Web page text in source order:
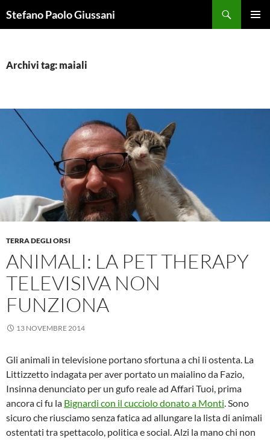
alStefano Paolo Giussani
Archivi tag: maiali
TERRA DEGLI ORSI
ANIMALI: LA PET THERAPY
TELEVISIVA NON
FUNZIONA
13 NOVEMBRE 2014
Gli animali in televisione portano sfortuna a chi li ostenta. La
Littizzetto indagata per aver portato un maialino da Fazio,
Insinna denunciato per un gufo reale ad Affari Tuoi, prima
ancora ci fu la Bignardi con il cucciolo donato a Monti. Sono
sicuro che riusciamo senza fatica ad allungare la lista di animali
ostentati tra spettacolo, politica e social. Alzi la mano chi non